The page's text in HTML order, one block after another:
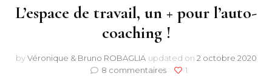
L’espace de travail, un + pour l’auto-
coaching !
byVéronique & Bruno ROBAGLIA updated on 2 octobre 2020
8 commentaires
sur
1